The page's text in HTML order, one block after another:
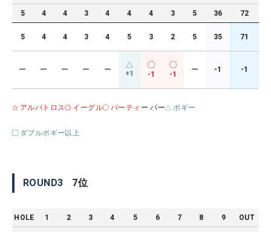
5 4 4 3 4 4 4 3 5 36 72
5 4 4 3 4 5 3 2 5 35 71
ー ー ー ー ー +1 -1 -1
ー -1 -1
アルバトロス イーグル バーティ ー パー ボギー
ダブルボギー以上
ROUND3 7位
HOLE 1 2 3 4 5 6 7 8 9 OUT